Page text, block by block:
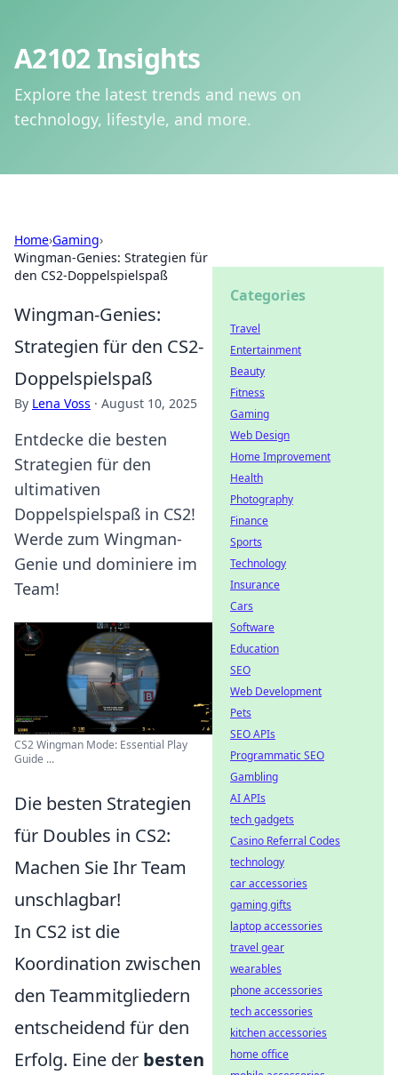
A2102 Insights
Explore the latest trends and news on
technology, lifestyle, and more.
Home›Gaming›
Wingman-Genies: Strategien für
den CS2-Doppelspielspaß
Wingman-Genies:
Strategien für den CS2-
Doppelspielspaß
By Lena Voss · August 10, 2025
Entdecke die besten
Strategien für den
ultimativen
Doppelspielspaß in CS2!
Werde zum Wingman-
Genie und dominiere im
Team!
CS2 Wingman Mode: Essential Play
Guide ...
Die besten Strategien
für Doubles in CS2:
Machen Sie Ihr Team
unschlagbar!
In CS2 ist die
Koordination zwischen
den Teammitgliedern
entscheidend für den
Erfolg. Eine der besten
Categories
Travel
Entertainment
Beauty
Fitness
Gaming
Web Design
Home Improvement
Health
Photography
Finance
Sports
Technology
Insurance
Cars
Software
Education
SEO
Web Development
Pets
SEO APIs
Programmatic SEO
Gambling
AI APIs
tech gadgets
Casino Referral Codes
technology
car accessories
gaming gifts
laptop accessories
travel gear
wearables
phone accessories
tech accessories
kitchen accessories
home office